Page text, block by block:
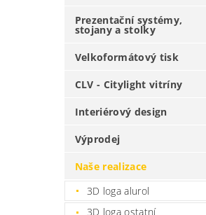
Prezentační systémy,
stojany a stolky
Velkoformátový tisk
CLV - Citylight vitríny
Interiérový design
Výprodej
Naše realizace
3D loga alurol
3D loga ostatní